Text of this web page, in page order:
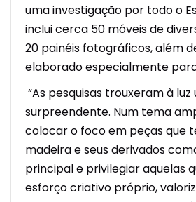
uma investigação por todo o
inclui cerca 50 móveis de
20 painéis fotográficos, além
elaborado especialmente
“As pesquisas trouxeram à
surpreendente. Num tema
colocar o foco em peças que
madeira e seus derivados
principal e privilegiar aquelas
esforço criativo próprio,